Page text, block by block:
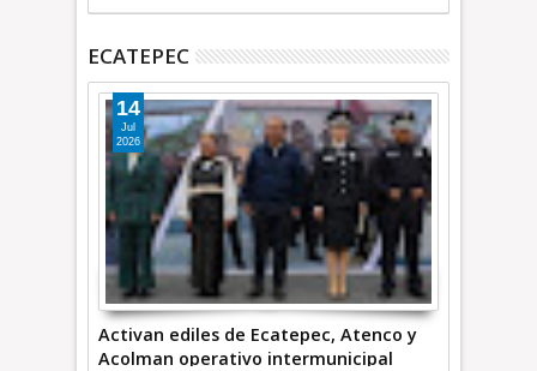
ECATEPEC
Activan ediles de Ecatepec, Atenco y
Acolman operativo intermunicipal
14
Jul
2026